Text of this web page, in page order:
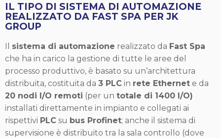
IL TIPO DI SISTEMA DI AUTOMAZIONE
REALIZZATO DA FAST SPA PER JK
GROUP
Il sistema di automazione realizzato da Fast Spa
che ha in carico la gestione di tutte le aree del
processo produttivo, è basato su un’architettura
distribuita, costituita da 3 PLC in rete Ethernet e da
20 nodi I/O remoti (per un totale di 1400 I/O)
installati direttamente in impianto e collegati ai
rispettivi PLC su bus Profinet; anche il sistema di
supervisione è distribuito tra la sala controllo (dove